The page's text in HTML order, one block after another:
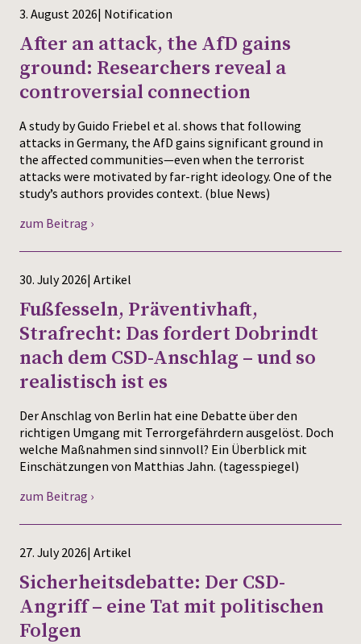
3. August 2026| Notification
After an attack, the AfD gains
ground: Researchers reveal a
controversial connection
A study by Guido Friebel et al. shows that following
attacks in Germany, the AfD gains significant ground in
the affected communities—even when the terrorist
attacks were motivated by far-right ideology. One of the
study’s authors provides context. (blue News)
zum Beitrag ›
30. July 2026| Artikel
Fußfesseln, Präventivhaft,
Strafrecht: Das fordert Dobrindt
nach dem CSD-Anschlag – und so
realistisch ist es
Der Anschlag von Berlin hat eine Debatte über den
richtigen Umgang mit Terrorgefährdern ausgelöst. Doch
welche Maßnahmen sind sinnvoll? Ein Überblick mit
Einschätzungen von Matthias Jahn. (tagesspiegel)
zum Beitrag ›
27. July 2026| Artikel
Sicherheitsdebatte: Der CSD-
Angriff – eine Tat mit politischen
Folgen